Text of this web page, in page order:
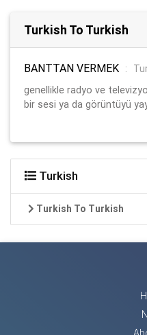
Turkish To Turkish
BANTTAN VERMEK :
genellikle radyo ve
bir sesi ya da görüntüyü
Turkish
Turkish To Turkish